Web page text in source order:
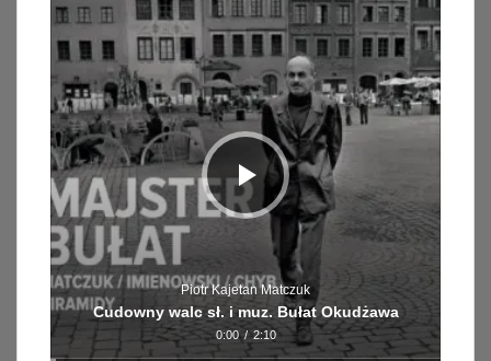
dźwiękowych
Piotr Kajetan Matczuk
Cudowny walc sł. i muz. Bułat Okudżawa
0:00 / 2:10